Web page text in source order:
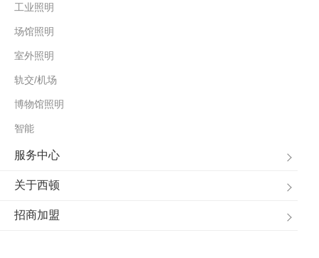
工业照明
场馆照明
室外照明
轨交/机场
博物馆照明
智能
服务中心
关于西顿
招商加盟